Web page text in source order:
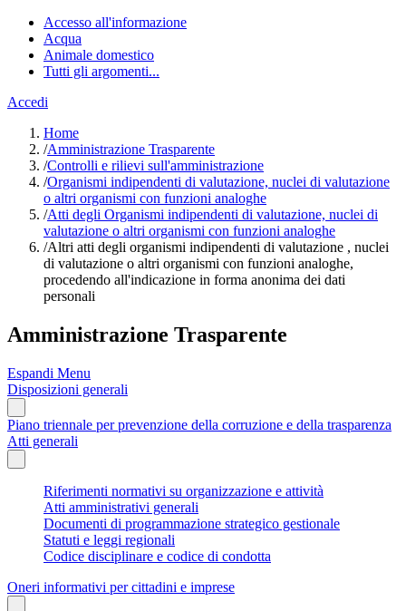
Accesso all'informazione
Acqua
Animale domestico
Tutti gli argomenti...
Accedi
Home
/Amministrazione Trasparente
/Controlli e rilievi sull'amministrazione
/Organismi indipendenti di valutazione, nuclei di valutazione
o altri organismi con funzioni analoghe
/Atti degli Organismi indipendenti di valutazione, nuclei di
valutazione o altri organismi con funzioni analoghe
/Altri atti degli organismi indipendenti di valutazione , nuclei
di valutazione o altri organismi con funzioni analoghe,
procedendo all'indicazione in forma anonima dei dati
personali
Amministrazione Trasparente
Espandi Menu
Disposizioni generali
Piano triennale per prevenzione della corruzione e della trasparenza
Atti generali
Riferimenti normativi su organizzazione e attività
Atti amministrativi generali
Documenti di programmazione strategico gestionale
Statuti e leggi regionali
Codice disciplinare e codice di condotta
Oneri informativi per cittadini e imprese